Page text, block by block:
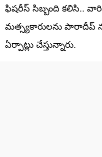
ఫిషరీస్ సిబ్బంది కలిసి..
మత్స్యకారులను పారాదీప్
ఏర్పాట్లు చేస్తున్నారు.